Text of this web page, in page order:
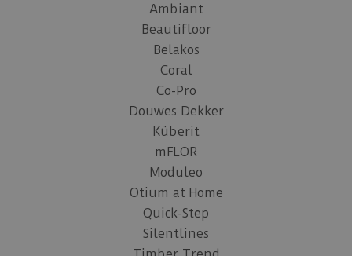
Ambiant
Beautifloor
Belakos
Coral
Co-Pro
Douwes Dekker
Küberit
mFLOR
Moduleo
Otium at Home
Quick-Step
Silentlines